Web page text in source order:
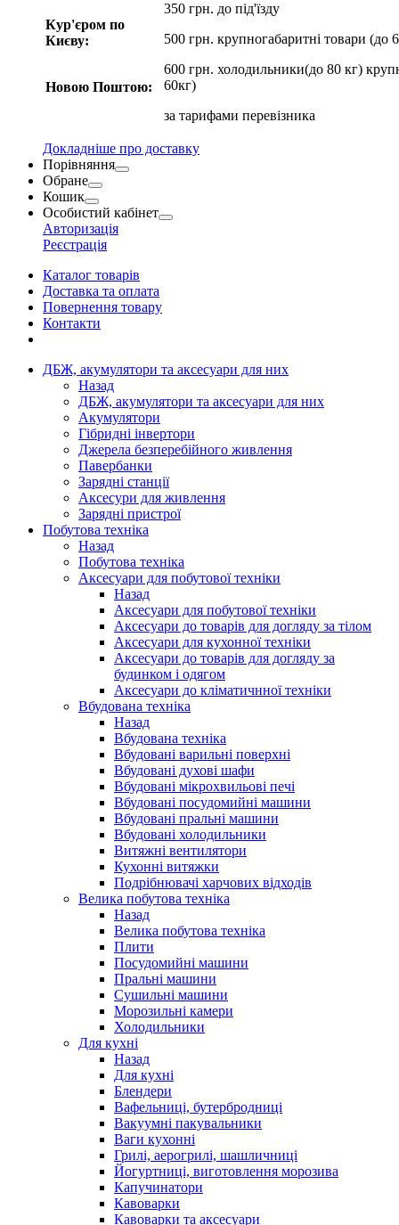
Кур'єром по
Києву:
Новою Поштою:
350 грн. до під'їзду
500 грн. крупногабаритні товари (до
600 грн. холодильники(до 80 кг)
60кг)
за тарифами перевізника
Докладніше про доставку
Порівняння
Обране
Кошик
Особистий кабінет
Авторизація
Реєстрація
Каталог товарів
Доставка та оплата
Повернення товару
Контакти
ДБЖ, акумулятори та аксесуари для них
Назад
ДБЖ, акумулятори та аксесуари для них
Акумулятори
Гібридні інвертори
Джерела безперебійного живлення
Павербанки
Зарядні станції
Аксесури для живлення
Зарядні пристрої
Побутова техніка
Назад
Побутова техніка
Аксесуари для побутової техніки
Назад
Аксесуари для побутової техніки
Аксесуари до товарів для догляду за тілом
Аксесуари для кухонної техніки
Аксесуари до товарів для догляду за
будинком і одягом
Аксесуари до кліматичнної техніки
Вбудована техніка
Назад
Вбудована техніка
Вбудовані варильні поверхні
Вбудовані духові шафи
Вбудовані мікрохвильові печі
Вбудовані посудомийні машини
Вбудовані пральні машини
Вбудовані холодильники
Витяжні вентилятори
Кухонні витяжки
Подрібнювачі харчових відходів
Велика побутова техніка
Назад
Велика побутова техніка
Плити
Посудомийні машини
Пральні машини
Сушильні машини
Морозильні камери
Холодильники
Для кухні
Назад
Для кухні
Блендери
Вафельниці, бутербродниці
Вакуумні пакувальники
Ваги кухонні
Грилі, аерогрилі, шашличниці
Йогуртниці, виготовлення морозива
Капучинатори
Кавоварки
Кавоварки та аксесуари